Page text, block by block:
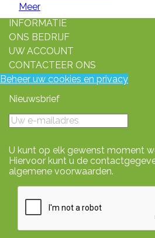
Meer
INFORMATIE
ONS BEDRIJF
UW ACCOUNT
CONTACTEER ONS
Beheer uw cookies en privacy
Nieuwsbrief
U kunt op elk gewenst moment
Hiervoor kunt u de
algemene voorwaarden.